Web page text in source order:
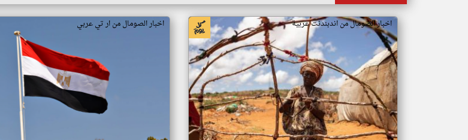
اخبار الصومال من اندبندنت عربية اخبار الصومال من ار تي عربي